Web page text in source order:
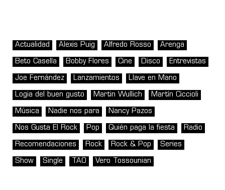
Actualidad Alexis Puig Alfredo Rosso Arenga
Beto Casella Bobby Flores Cine Disco Entrevistas
Joe Fernández Lanzamientos Llave en Mano
Logia del buen gusto Martin Wullich Martín Ciccioli
Música Nadie nos para Nancy Pazos
Nos Gusta El Rock Pop Quién paga la fiesta Radio
Recomendaciones Rock Rock & Pop Series
Show Single TAO Vero Tossounian